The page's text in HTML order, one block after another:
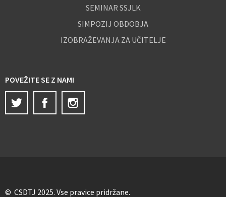
SEMINAR SSJLK
SIMPOZIJ OBDOBJA
IZOBRAŽEVANJA ZA UČITELJE
POVEŽITE SE Z NAMI
Twitter
Facebook
© CSDTJ 2025. Vse pravice pridržane.